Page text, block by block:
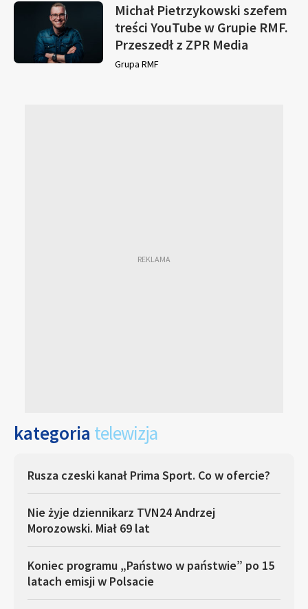
Michał Pietrzykowski szefem
treści YouTube w Grupie RMF.
Przeszedł z ZPR Media
Grupa RMF
kategoria telewizja
Rusza czeski kanał Prima Sport. Co w ofercie?
Nie żyje dziennikarz TVN24 Andrzej
Morozowski. Miał 69 lat
Koniec programu „Państwo w państwie” po 15
latach emisji w Polsacie